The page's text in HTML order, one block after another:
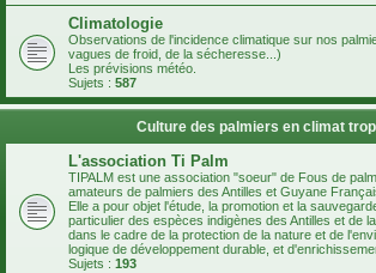
Climatologie
Observations de l'incidence climatique sur nos
vagues de froid, de la sécheresse...)
Les prévisions météo.
Sujets : 587
Culture des palmiers en climat
L'association Ti Palm
TIPALM est une association "soeur" de Fous de
amateurs de palmiers des Antilles et Guyane
Elle a pour objet l'étude, la promotion et la
particulier des espèces indigènes des Antilles et de
dans le cadre de la protection de la nature et de
logique de développement durable, et
Sujets : 193